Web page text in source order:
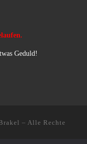
Geduld!
– Alle Rechte